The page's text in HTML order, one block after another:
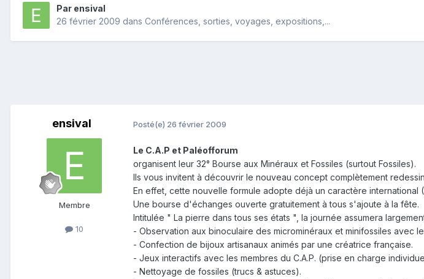
Par ensival
26 février 2009 dans Conférences, sorties, voyages, expositions,...
ensival
Membre
10
Posté(e) 26 février 2009
Le C.A.P et Paléofforum
organisent leur 32° Bourse aux Minéraux et Fossiles (surtout Fossiles).
Ils vous invitent à découvrir le nouveau concept complètement
En effet, cette nouvelle formule adopte déjà un caractère
Une bourse d'échanges ouverte gratuitement à tous s'ajoute à la fête.
Intitulée " La pierre dans tous ses états ", la journée assumera
- Observation aux binoculaire des microminéraux et minifossiles avec
- Confection de bijoux artisanaux animés par une créatrice française.
- Jeux interactifs avec les membres du C.A.P. (prise en charge
- Nettoyage de fossiles (trucs & astuces).